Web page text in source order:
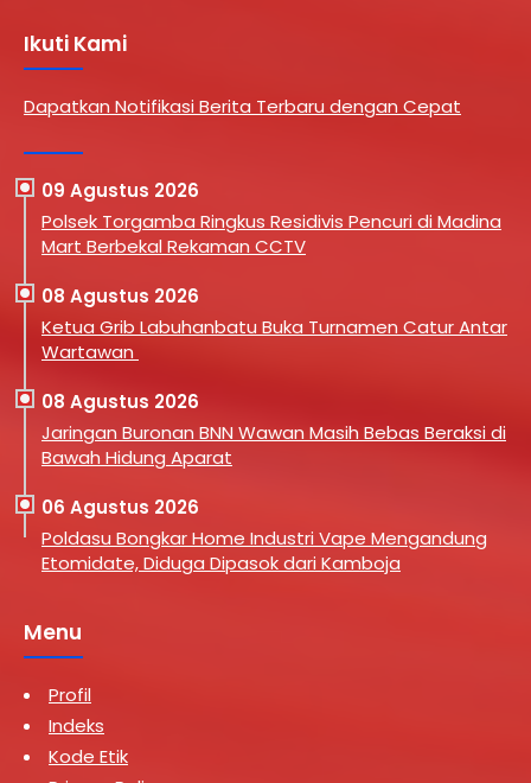
Ikuti Kami
Dapatkan Notifikasi Berita Terbaru dengan Cepat
09 Agustus 2026
Polsek Torgamba Ringkus Residivis Pencuri di Madina
Mart Berbekal Rekaman CCTV
08 Agustus 2026
Ketua Grib Labuhanbatu Buka Turnamen Catur Antar
Wartawan
08 Agustus 2026
Jaringan Buronan BNN Wawan Masih Bebas Beraksi di
Bawah Hidung Aparat
06 Agustus 2026
Poldasu Bongkar Home Industri Vape Mengandung
Etomidate, Diduga Dipasok dari Kamboja
Menu
Profil
Indeks
Kode Etik